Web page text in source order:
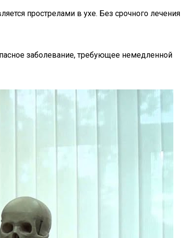
прострелами в ухе. Без срочного лечения
заболевание, требующее немедленной